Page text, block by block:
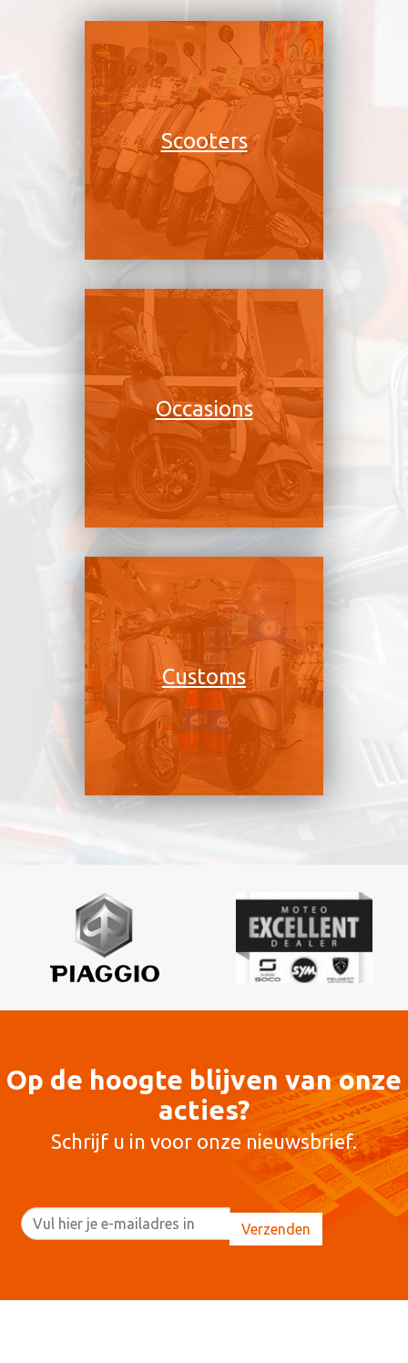
Scooters
Occasions
Customs
Op de hoogte blijven van onze
acties?
Schrijf u in voor onze nieuwsbrief.